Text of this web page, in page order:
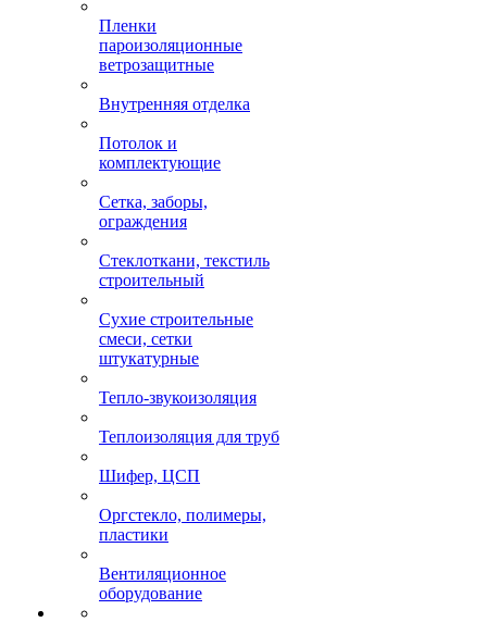
Пленки
пароизоляционные
ветрозащитные
Внутренняя отделка
Потолок и
комплектующие
Сетка, заборы,
ограждения
Стеклоткани, текстиль
строительный
Сухие строительные
смеси, сетки
штукатурные
Тепло-звукоизоляция
Теплоизоляция для труб
Шифер, ЦСП
Оргстекло, полимеры,
пластики
Вентиляционное
оборудование